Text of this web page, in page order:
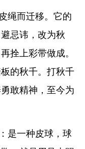
绳而迁移。它的
忌讳，改为秋
拴上彩带做成。
的秋千。打秋千
敢精神，至今为
是一种皮球，球